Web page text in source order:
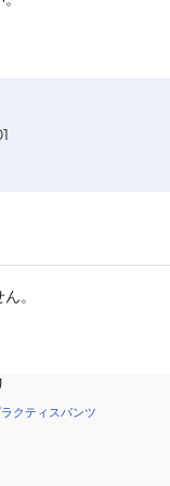
。
クティスパンツ